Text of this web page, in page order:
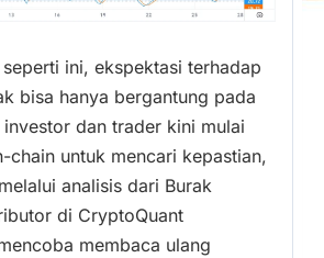
ini, ekspektasi terhadap
bisa hanya bergantung pada
dan trader kini mulai
chain untuk mencari kepastian,
analisis dari Burak
di CryptoQuant
membaca ulang